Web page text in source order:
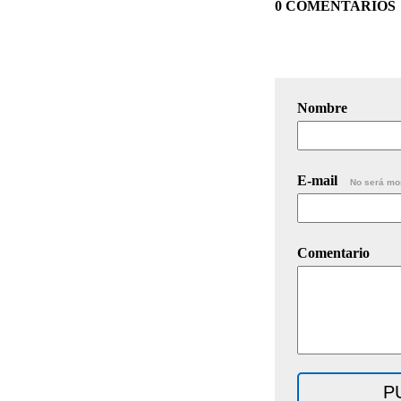
0 COMENTARIOS
Nombre
E-mail No será
Comentario